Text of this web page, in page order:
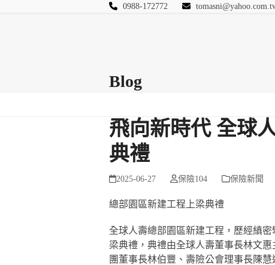
0988-172772
Blog
飛向新時代 全球
典禮
2025-06-27 保險104 保險新聞
總部園區新建工程上梁典禮
全球人壽總部園區新建工程，歷經縝
梁典禮，典禮由全球人壽董事長林文
團董事長林伯豐、壽險公會理事長陳慧